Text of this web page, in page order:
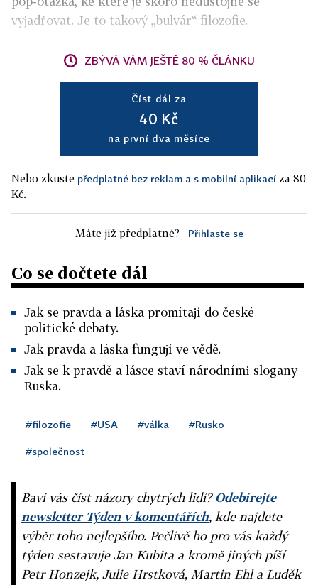
vyjadřovat. Je to takový „bulvár“ filozofie.
ZBÝVÁ VÁM JEŠTĚ 80 % ČLÁNKU
Číst dál za
40 Kč
na první dva měsíce
Nebo zkuste předplatné bez reklam a s mobilní aplikací za 80
Kč.
Máte již předplatné? Přihlaste se
Co se dočtete dál
Jak se pravda a láska promítají do české
politické debaty.
Jak pravda a láska fungují ve vědě.
Jak se k pravdě a lásce staví národními slogany
Ruska.
#filozofie #USA #válka #Rusko
#společnost
Baví vás číst názory chytrých lidí?Odebírejte
newsletter Týden v komentářích, kde najdete
výběr toho nejlepšího. Pečlivě ho pro vás každý
týden sestavuje Jan Kubita a kromě jiných píší
Petr Honzejk, Julie Hrstková, Martin Ehl a Luděk